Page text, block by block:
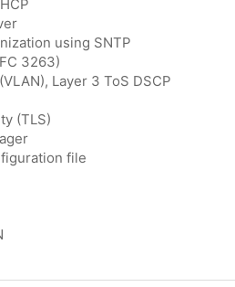
using SNTP
3263)
Layer 3 ToS DSCP
(TLS)
file